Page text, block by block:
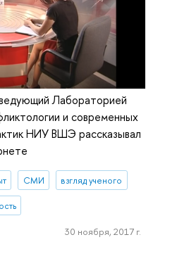
Лабораторией
и современных
НИУ ВШЭ рассказывал
СМИ взгляд ученого
30 ноября, 2017 г.